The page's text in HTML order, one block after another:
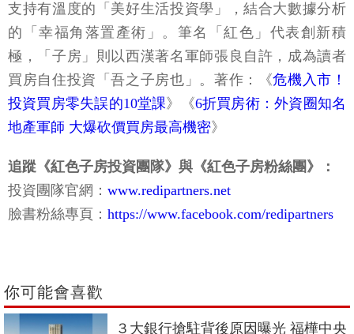
支持有溫度的「美好生活投資學」，結合大數據分析
的「幸福角落置產術」。筆名「紅色」代表創新積
極，「子房」則以西漢著名軍師張良自許，成為讀者
買房自住投資「吾之子房也」。著作：《危機入市！
投資買房零失誤的10堂課》《6折買房術：外資圈知名
地產軍師 大爆砍價買房最高機密》
追蹤《紅色子房投資團隊》與《紅色子房粉絲團》：
投資團隊官網： www.redipartners.net
臉書粉絲專頁： https://www.facebook.com/redipartners
你可能會喜歡
３大銀行搶駐背後原因曝光 福樺中央